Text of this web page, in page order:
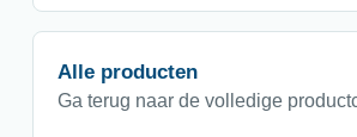
Alle producten
Ga terug naar de volledige